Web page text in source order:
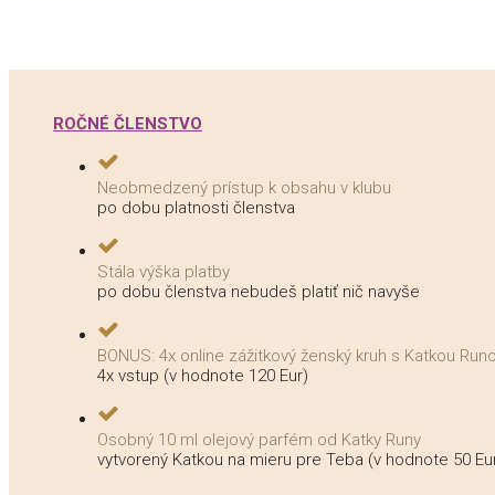
ROČNÉ ČLENSTVO
Neobmedzený prístup k obsahu v klubu
po dobu platnosti členstva
Stála výška platby
po dobu členstva nebudeš platiť nič navyše
BONUS: 4x online zážitkový ženský kruh s Katkou
4x vstup (v hodnote 120 Eur)
Osobný 10 ml olejový parfém od Katky Runy
vytvorený Katkou na mieru pre Teba (v hodnote 50